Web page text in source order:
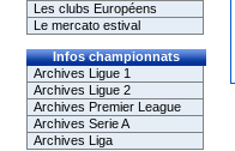
Les clubs Européens
Le mercato estival
Infos championnats
Archives Ligue 1
Archives Ligue 2
Archives Premier League
Archives Serie A
Archives Liga